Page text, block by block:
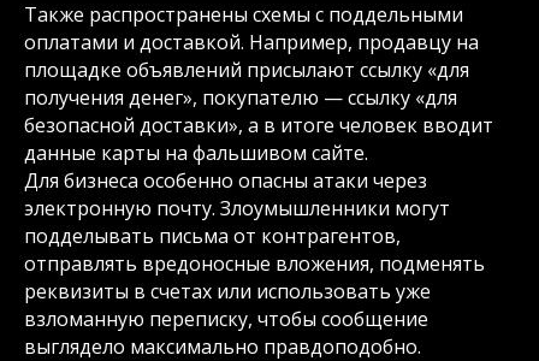
Также распространены схемы с поддельными
оплатами и доставкой. Например, продавцу на
площадке объявлений присылают ссылку «для
получения денег», покупателю — ссылку «для
безопасной доставки», а в итоге человек вводит
данные карты на фальшивом сайте.
Для бизнеса особенно опасны атаки через
электронную почту. Злоумышленники могут
подделывать письма от контрагентов,
отправлять вредоносные вложения, подменять
реквизиты в счетах или использовать уже
взломанную переписку, чтобы сообщение
выглядело максимально правдоподобно.